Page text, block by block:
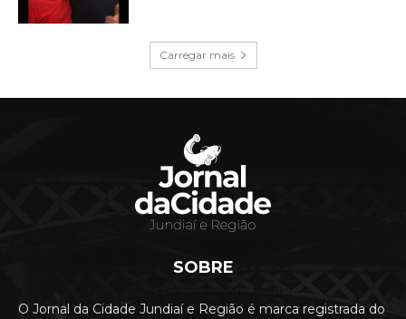
Carregar mais
SOBRE
O Jornal da Cidade Jundiaí e Região é marca registrada do